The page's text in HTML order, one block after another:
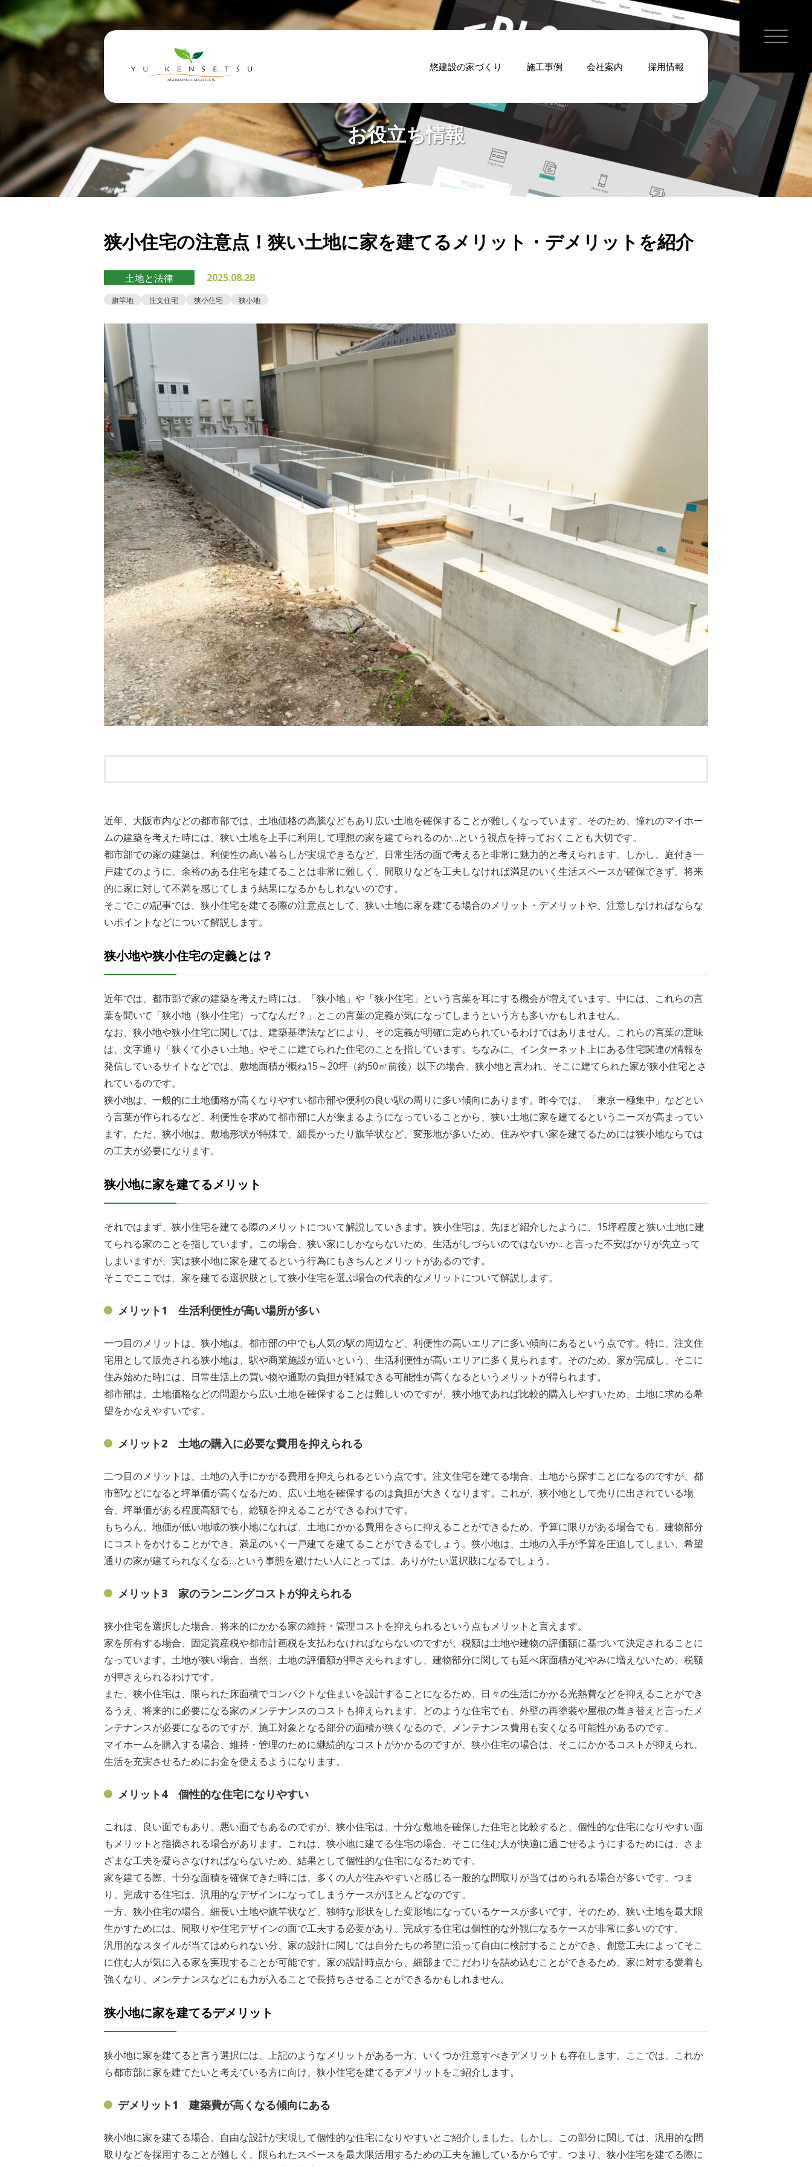
悠建設の家づくり 施工事例 会社案内 採用情報
お役立ち情報
狭小住宅の注意点！狭い土地に家を建てるメリット・デメリットを紹介
土地と法律 2025.08.28
旗竿地 注文住宅 狭小住宅 狭小地
近年、大阪市内などの都市部では、土地価格の高騰などもあり広い土地を確保することが難しくなっています。そのため、憧れのマイホー
ムの建築を考えた時には、狭い土地を上手に利用して理想の家を建てられるのか…という視点を持っておくことも大切です。
都市部での家の建築は、利便性の高い暮らしが実現できるなど、日常生活の面で考えると非常に魅力的と考えられます。しかし、庭付き一
戸建てのように、余裕のある住宅を建てることは非常に難しく、間取りなどを工夫しなければ満足のいく生活スペースが確保できず、将来
的に家に対して不満を感じてしまう結果になるかもしれないのです。
そこでこの記事では、狭小住宅を建てる際の注意点として、狭い土地に家を建てる場合のメリット・デメリットや、注意しなければならな
いポイントなどについて解説します。
狭小地や狭小住宅の定義とは？
近年では、都市部で家の建築を考えた時には、「狭小地」や「狭小住宅」という言葉を耳にする機会が増えています。中には、これらの言
葉を聞いて「狭小地（狭小住宅）ってなんだ？」とこの言葉の定義が気になってしまうという方も多いかもしれません。
なお、狭小地や狭小住宅に関しては、建築基準法などにより、その定義が明確に定められているわけではありません。これらの言葉の意味
は、文字通り「狭くて小さい土地」やそこに建てられた住宅のことを指しています。ちなみに、インターネット上にある住宅関連の情報を
発信しているサイトなどでは、敷地面積が概ね15～20坪（約50㎡前後）以下の場合、狭小地と言われ、そこに建てられた家が狭小住宅とさ
れているのです。
狭小地は、一般的に土地価格が高くなりやすい都市部や便利の良い駅の周りに多い傾向にあります。昨今では、「東京一極集中」などとい
う言葉が作られるなど、利便性を求めて都市部に人が集まるようになっていることから、狭い土地に家を建てるというニーズが高まってい
ます。ただ、狭小地は、敷地形状が特殊で、細長かったり旗竿状など、変形地が多いため、住みやすい家を建てるためには狭小地ならでは
の工夫が必要になります。
狭小地に家を建てるメリット
それではまず、狭小住宅を建てる際のメリットについて解説していきます。狭小住宅は、先ほど紹介したように、15坪程度と狭い土地に建
てられる家のことを指しています。この場合、狭い家にしかならないため、生活がしづらいのではないか…と言った不安ばかりが先立って
しまいますが、実は狭小地に家を建てるという行為にもきちんとメリットがあるのです。
そこでここでは、家を建てる選択肢として狭小住宅を選ぶ場合の代表的なメリットについて解説します。
メリット1 生活利便性が高い場所が多い
一つ目のメリットは、狭小地は、都市部の中でも人気の駅の周辺など、利便性の高いエリアに多い傾向にあるという点です。特に、注文住
宅用として販売される狭小地は、駅や商業施設が近いという、生活利便性が高いエリアに多く見られます。そのため、家が完成し、そこに
住み始めた時には、日常生活上の買い物や通勤の負担が軽減できる可能性が高くなるというメリットが得られます。
都市部は、土地価格などの問題から広い土地を確保することは難しいのですが、狭小地であれば比較的購入しやすいため、土地に求める希
望をかなえやすいです。
メリット2 土地の購入に必要な費用を抑えられる
二つ目のメリットは、土地の入手にかかる費用を抑えられるという点です。注文住宅を建てる場合、土地から探すことになるのですが、都
市部などになると坪単価が高くなるため、広い土地を確保するのは負担が大きくなります。これが、狭小地として売りに出されている場
合、坪単価がある程度高額でも、総額を抑えることができるわけです。
もちろん、地価が低い地域の狭小地になれば、土地にかかる費用をさらに抑えることができるため、予算に限りがある場合でも、建物部分
にコストをかけることができ、満足のいく一戸建てを建てることができるでしょう。狭小地は、土地の入手が予算を圧迫してしまい、希望
通りの家が建てられなくなる…という事態を避けたい人にとっては、ありがたい選択肢になるでしょう。
メリット3 家のランニングコストが抑えられる
狭小住宅を選択した場合、将来的にかかる家の維持・管理コストを抑えられるという点もメリットと言えます。
家を所有する場合、固定資産税や都市計画税を支払わなければならないのですが、税額は土地や建物の評価額に基づいて決定されることに
なっています。土地が狭い場合、当然、土地の評価額が押さえられますし、建物部分に関しても延べ床面積がむやみに増えないため、税額
が押さえられるわけです。
また、狭小住宅は、限られた床面積でコンパクトな住まいを設計することになるため、日々の生活にかかる光熱費などを抑えることができ
るうえ、将来的に必要になる家のメンテナンスのコストも抑えられます。どのような住宅でも、外壁の再塗装や屋根の葺き替えと言ったメ
ンテナンスが必要になるのですが、施工対象となる部分の面積が狭くなるので、メンテナンス費用も安くなる可能性があるのです。
マイホームを購入する場合、維持・管理のために継続的なコストがかかるのですが、狭小住宅の場合は、そこにかかるコストが抑えられ、
生活を充実させるためにお金を使えるようになります。
メリット4 個性的な住宅になりやすい
これは、良い面でもあり、悪い面でもあるのですが、狭小住宅は、十分な敷地を確保した住宅と比較すると、個性的な住宅になりやすい面
もメリットと指摘される場合があります。これは、狭小地に建てる住宅の場合、そこに住む人が快適に過ごせるようにするためには、さま
ざまな工夫を凝らさなければならないため、結果として個性的な住宅になるためです。
家を建てる際、十分な面積を確保できた時には、多くの人が住みやすいと感じる一般的な間取りが当てはめられる場合が多いです。つま
り、完成する住宅は、汎用的なデザインになってしまうケースがほとんどなのです。
一方、狭小住宅の場合、細長い土地や旗竿状など、独特な形状をした変形地になっているケースが多いです。そのため、狭い土地を最大限
生かすためには、間取りや住宅デザインの面で工夫する必要があり、完成する住宅は個性的な外観になるケースが非常に多いのです。
汎用的なスタイルが当てはめられない分、家の設計に関しては自分たちの希望に沿って自由に検討することができ、創意工夫によってそこ
に住む人が気に入る家を実現することが可能です。家の設計時点から、細部までこだわりを詰め込むことができるため、家に対する愛着も
強くなり、メンテナンスなどにも力が入ることで長持ちさせることができるかもしれません。
狭小地に家を建てるデメリット
狭小地に家を建てると言う選択には、上記のようなメリットがある一方、いくつか注意すべきデメリットも存在します。ここでは、これか
ら都市部に家を建てたいと考えている方に向け、狭小住宅を建てるデメリットをご紹介します。
デメリット1 建築費が高くなる傾向にある
狭小地に家を建てる場合、自由な設計が実現して個性的な住宅になりやすいとご紹介しました。しかし、この部分に関しては、汎用的な間
取りなどを採用することが難しく、限られたスペースを最大限活用するための工夫を施しているからです。つまり、狭小住宅を建てる際に